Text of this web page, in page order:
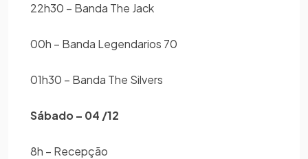
22h30 – Banda The Jack
00h – Banda Legendarios 70
01h30 – Banda The Silvers
Sábado – 04 /12
8h – Recepção